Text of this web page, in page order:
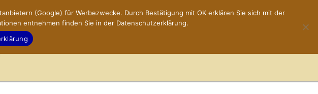
(Google) für Werbezwecke. Durch Bestätigung mit OK erklären Sie sich mit der
entnehmen finden Sie in der Datenschutzerklärung.